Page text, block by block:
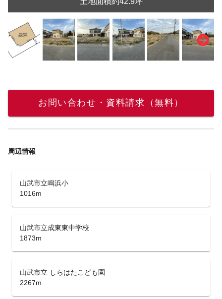
お問い合わせ・資料請求（無料）
周辺情報
山武市立鳴浜小
1016m
山武市立成東東中学校
1873m
山武市立 しらはたこども園
2267m